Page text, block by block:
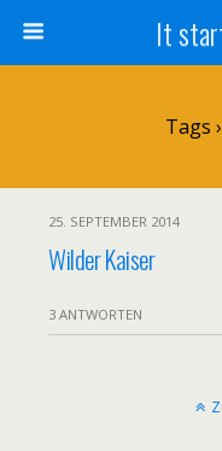
It
Tags
25. SEPTEMBER 2014
Wilder Kaiser
3 ANTWORTEN